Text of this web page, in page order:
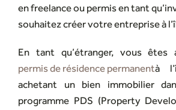
en freelance ou permis en tant
souhaitez créer votre entreprise à
En tant qu’étranger, vous êtes
permis de résidence permanentà
achetant un bien immobilier
programme PDS (Property